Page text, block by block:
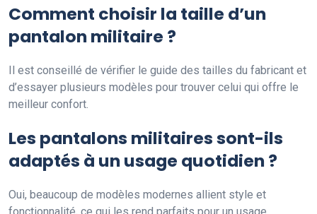
Comment choisir la taille d’un
pantalon militaire ?
Il est conseillé de vérifier le guide des tailles du fabricant et
d’essayer plusieurs modèles pour trouver celui qui offre le
meilleur confort.
Les pantalons militaires sont-ils
adaptés à un usage quotidien ?
Oui, beaucoup de modèles modernes allient style et
fonctionnalité, ce qui les rend parfaits pour un usage